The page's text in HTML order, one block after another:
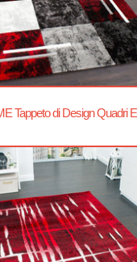
Tappeto di Design Quadri